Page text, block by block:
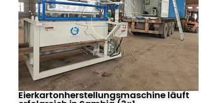
Eierkartonherstellungsmaschine läuft